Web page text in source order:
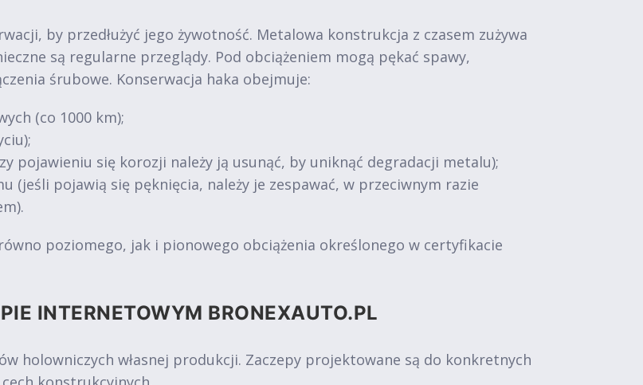
by przedłużyć jego żywotność. Metalowa konstrukcja z czasem zużywa
są regularne przeglądy. Pod obciążeniem mogą pękać spawy,
śrubowe. Konserwacja haka obejmuje:
(co 1000 km);
pojawieniu się korozji należy ją usunąć, by uniknąć degradacji metalu);
(jeśli pojawią się pęknięcia, należy je zespawać, w przeciwnym razie
poziomego, jak i pionowego obciążenia określonego w certyfikacie
INTERNETOWYM BRONEXAUTO.PL
holowniczych własnej produkcji. Zaczepy projektowane są do konkretnych